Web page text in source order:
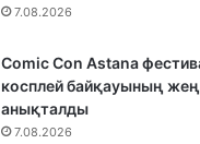
7.08.2026
Comic Con Astana
косплей байқауының
анықталды
7.08.2026